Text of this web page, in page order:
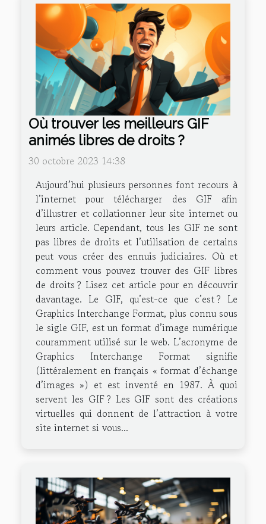
Où trouver les meilleurs GIF
animés libres de droits ?
30 octobre 2023 14:38
Aujourd’hui plusieurs personnes font recours à
l’internet pour télécharger des GIF afin
d’illustrer et collationner leur site internet ou
leurs article. Cependant, tous les GIF ne sont
pas libres de droits et l’utilisation de certains
peut vous créer des ennuis judiciaires. Où et
comment vous pouvez trouver des GIF libres
de droits ? Lisez cet article pour en découvrir
davantage. Le GIF, qu’est-ce que c’est ? Le
Graphics Interchange Format, plus connu sous
le sigle GIF, est un format d’image numérique
couramment utilisé sur le web. L’acronyme de
Graphics Interchange Format signifie
(littéralement en français « format d’échange
d’images ») et est inventé en 1987. À quoi
servent les GIF ? Les GIF sont des créations
virtuelles qui donnent de l’attraction à votre
site internet si vous...